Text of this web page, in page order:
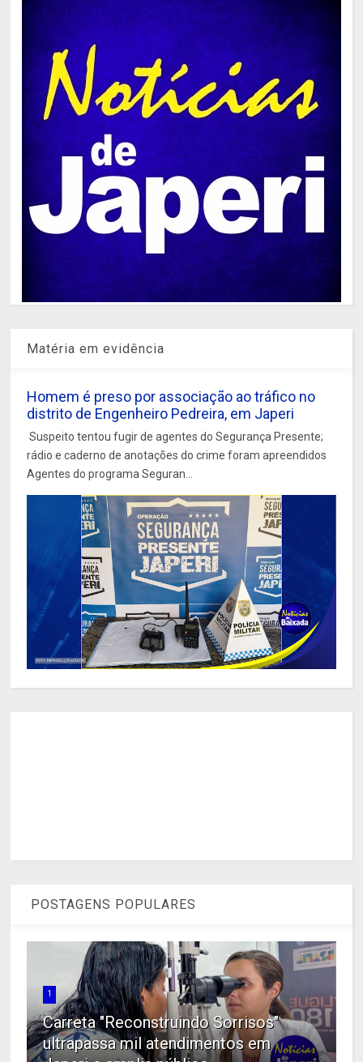
Matéria em evidência
Homem é preso por associação ao tráfico no
distrito de Engenheiro Pedreira, em Japeri
Suspeito tentou fugir de agentes do Segurança Presente;
rádio e caderno de anotações do crime foram apreendidos
Agentes do programa Seguran...
POSTAGENS POPULARES
1
Carreta "Reconstruindo Sorrisos"
ultrapassa mil atendimentos em